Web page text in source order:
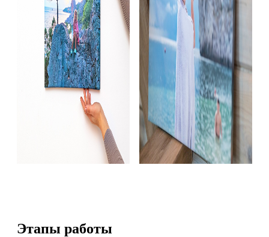
Этапы работы